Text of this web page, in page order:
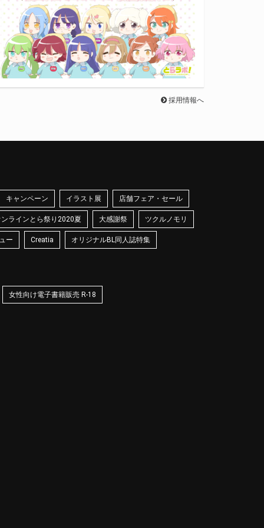
採用情報へ
キャンペーン イラスト展 店舗フェア・セール
ラインとら祭り2020夏 大感謝祭 ツクルノモリ
ー Creatia オリジナルBL同人誌特集
女性向け電子書籍販売 R-18